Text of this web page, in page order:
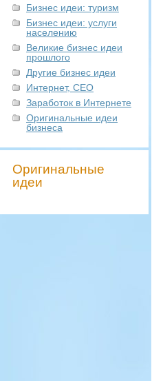
Бизнес идеи: туризм
Бизнес идеи: услуги
населению
Великие бизнес идеи
прошлого
Другие бизнес идеи
Интернет, СЕО
Заработок в Интернете
Оригинальные идеи
бизнеса
Оригинальные
идеи